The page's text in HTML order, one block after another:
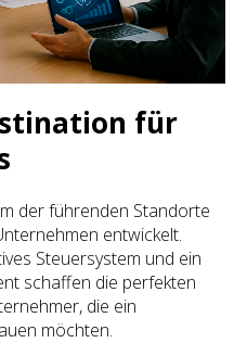
für
der führenden Standorte
entwickelt.
Steuersystem und ein
schaffen die perfekten
die ein
möchten.